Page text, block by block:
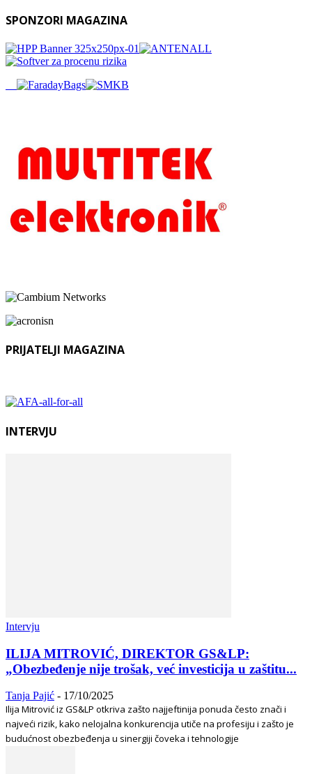
SPONZORI MAGAZINA
PRIJATELJI MAGAZINA
INTERVJU
Intervju
ILIJA MITROVIĆ, DIREKTOR GS&LP:
„Obezbeđenje nije trošak, već investicija u zaštitu...
Tanja Pajić - 17/10/2025
Ilija Mitrović iz GS&LP otkriva zašto najjeftinija ponuda često znači i
najveći rizik, kako nelojalna konkurencija utiče na profesiju i zašto je
budućnost obezbeđenja u sinergiji čoveka i tehnologije